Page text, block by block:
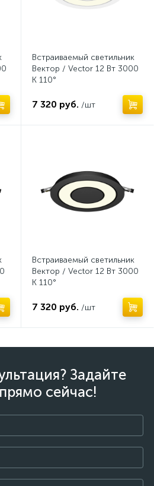
Встраиваемый светильник
Вектор / Vector 12 Вт 3000
К 110°
7 320 руб. /шт
Встраиваемый светильник
Вектор / Vector 12 Вт 3000
К 110°
7 320 руб. /шт
Задайте
сейчас!